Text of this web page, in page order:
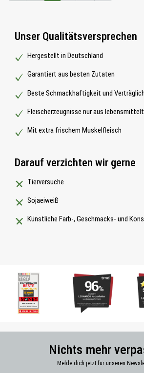
Unser Qualitätsversprechen
Hergestellt in Deutschland
Garantiert aus besten Zutaten
Beste Schmackhaftigkeit und
Fleischerzeugnisse nur aus
Mit extra frischem Muskelfleisch
Darauf verzichten wir gerne
Tierversuche
Sojaeiweiß
Künstliche Farb-, Geschmacks- und
Nichts mehr
Melde dich jetzt für unseren